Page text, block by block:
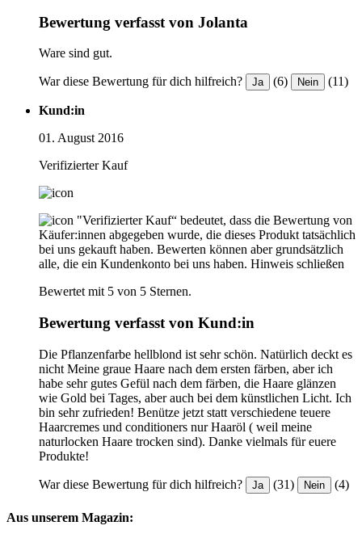
Bewertung verfasst von Jolanta
Ware sind gut.
War diese Bewertung für dich hilfreich? Ja (6) Nein (11)
Kund:in
01. August 2016
Verifizierter Kauf
"Verifizierter Kauf“ bedeutet, dass die Bewertung von
Käufer:innen abgegeben wurde, die dieses Produkt tatsächlich
bei uns gekauft haben. Bewerten können aber grundsätzlich
alle, die ein Kundenkonto bei uns haben. Hinweis schließen
Bewertet mit 5 von 5 Sternen.
Bewertung verfasst von Kund:in
Die Pflanzenfarbe hellblond ist sehr schön. Natürlich deckt es
nicht Meine graue Haare nach dem ersten färben, aber ich
habe sehr gutes Gefül nach dem färben, die Haare glänzen
wie Gold bei Tages, aber auch bei dem künstlichen Licht. Ich
bin sehr zufrieden! Benütze jetzt statt verschiedene teuere
Haarcremes und conditioners nur Haaröl ( weil meine
naturlocken Haare trocken sind). Danke vielmals für euere
Produkte!
War diese Bewertung für dich hilfreich? Ja (31) Nein (4)
Aus unserem Magazin: